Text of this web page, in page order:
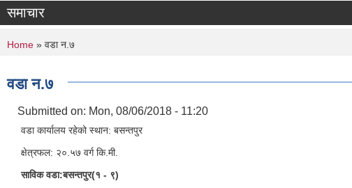
समाचार
You are here
Home » वडा न.७
वडा न.७
Submitted on: Mon, 08/06/2018 - 11:20
वडा कार्यालय रहेको स्थान: बसन्तपुर
क्षेत्रफल: २०.५७ वर्ग कि.मी.
साविक वडा:बसन्तपुर(१ - ९)